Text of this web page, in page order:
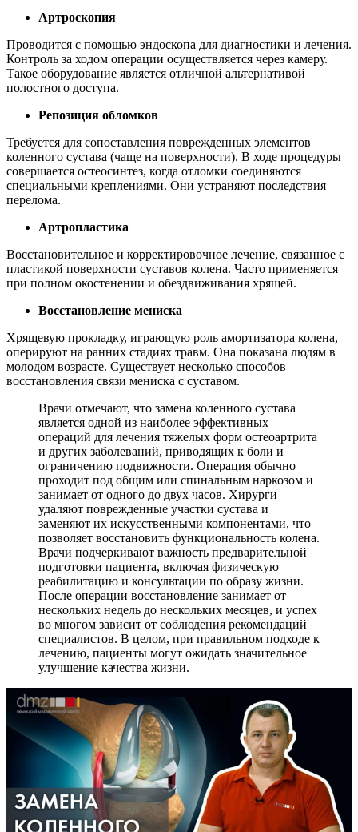
Артроскопия
Проводится с помощью эндоскопа для диагностики и лечения.
Контроль за ходом операции осуществляется через камеру.
Такое оборудование является отличной альтернативой
полостного доступа.
Репозиция обломков
Требуется для сопоставления поврежденных элементов
коленного сустава (чаще на поверхности). В ходе процедуры
совершается остеосинтез, когда отломки соединяются
специальными креплениями. Они устраняют последствия
перелома.
Артропластика
Восстановительное и корректировочное лечение, связанное с
пластикой поверхности суставов колена. Часто применяется
при полном окостенении и обездвиживания хрящей.
Восстановление мениска
Хрящевую прокладку, играющую роль амортизатора колена,
оперируют на ранних стадиях травм. Она показана людям в
молодом возрасте. Существует несколько способов
восстановления связи мениска с суставом.
Врачи отмечают, что замена коленного сустава
является одной из наиболее эффективных
операций для лечения тяжелых форм остеоартрита
и других заболеваний, приводящих к боли и
ограничению подвижности. Операция обычно
проходит под общим или спинальным наркозом и
занимает от одного до двух часов. Хирурги
удаляют поврежденные участки сустава и
заменяют их искусственными компонентами, что
позволяет восстановить функциональность колена.
Врачи подчеркивают важность предварительной
подготовки пациента, включая физическую
реабилитацию и консультации по образу жизни.
После операции восстановление занимает от
нескольких недель до нескольких месяцев, и успех
во многом зависит от соблюдения рекомендаций
специалистов. В целом, при правильном подходе к
лечению, пациенты могут ожидать значительное
улучшение качества жизни.